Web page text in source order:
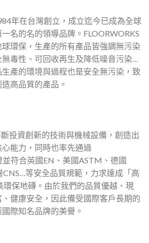
年在台灣創立，成立迄今已成為全球
名的名的領導品牌。FLOORWORKS
環保，生產的所有產品皆強調無污染
毒性、可回收再生及降低噪音污染…
產的環境與過程也是安全無污染，致
高品質的產品。
投資創新的技術與機械設備，創造出
能力，同時也率先通過
符合英國EN、美國ASTM、德國
CNS…等安全品質規範，力求達成「高
環保地磚。由於我們的品質優越、現
健康安全，因此備受國際客戶長期的
際知名品牌的美譽。